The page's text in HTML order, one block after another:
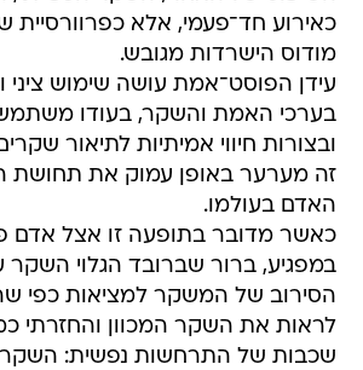
כאירוע חד־פעמי, אלא כפרוורסיית
מודוס הישרדות מגובש.
עידן הפוסט־אמת עושה שימוש ציני
בערכי האמת והשקר, בעודו
ובצורות חיווי אמיתיות לתיאור
זה מערער באופן עמוק את תחושת
האדם בעולמו.
כאשר מדובר בתופעה זו אצל אדם
במפגיע, ברור שברובד הגלוי השקר
הסירוב של המשקר למציאות כפי
לראות את השקר המכוון והחזרתי
שכבות של התרחשות נפשית: השקר